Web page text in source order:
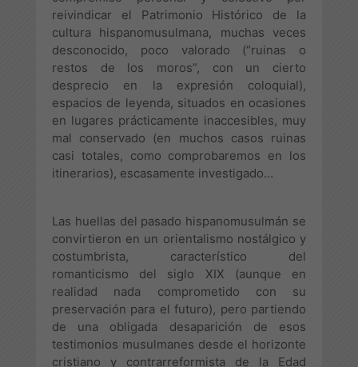
reivindicar el Patrimonio Histórico de la
cultura hispanomusulmana, muchas veces
desconocido, poco valorado (“ruinas o
restos de los moros”, con un cierto
desprecio en la expresión coloquial),
espacios de leyenda, situados en ocasiones
en lugares prácticamente inaccesibles, muy
mal conservado (en muchos casos ruinas
casi totales, como comprobaremos en los
itinerarios), escasamente investigado…
Las huellas del pasado hispanomusulmán se
convirtieron en un orientalismo nostálgico y
costumbrista, característico del
romanticismo del siglo XIX (aunque en
realidad nada comprometido con su
preservación para el futuro), pero partiendo
de una obligada desaparición de esos
testimonios musulmanes desde el horizonte
cristiano y contrarreformista de la Edad